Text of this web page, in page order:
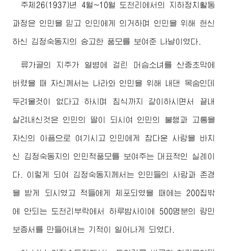
주체26(1937)년 4월~10월 도천리에서의 지하정치활동
과정은 인민을 믿고 인민에게 의거하며 인민을 위해 헌신
하신 김정숙동지 의 숭고한 풍모를 보여준 나날이였다.
류가골의 지주가 열병에 걸린 머슴소녀를 산중초막에
버렸을 때 자신께서는 나라와 인민을 위해 내댄 목숨인데
두려울것이 없다고 하시며 침식까지 같이하시면서 끝내
살려내신것은 인민의 딸이 되시여 인민의 불행과 고통을
자신의 아픔으로 여기시고 인민에게 참다운 사랑을 바치
신 김정숙동지 의 인민적풍모를 보여주는 대표적인 실례이
다. 이렇게 되여 김정숙동지 께서는 인민들의 사랑과 존경
을 받게 되시였고 적들에게 체포되였을 때에는 200집밖
에 안되는 도천리부락에서 하루밤사이에 500명분의 량민
보증서를 만들어내는 기적이 일어나게 되였다.